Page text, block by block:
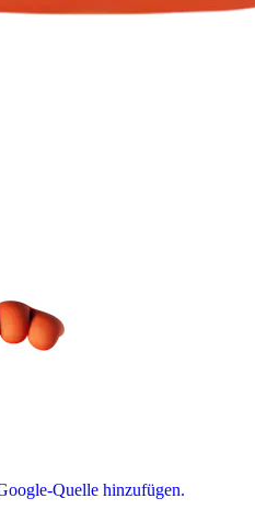
Quelle hinzufügen.